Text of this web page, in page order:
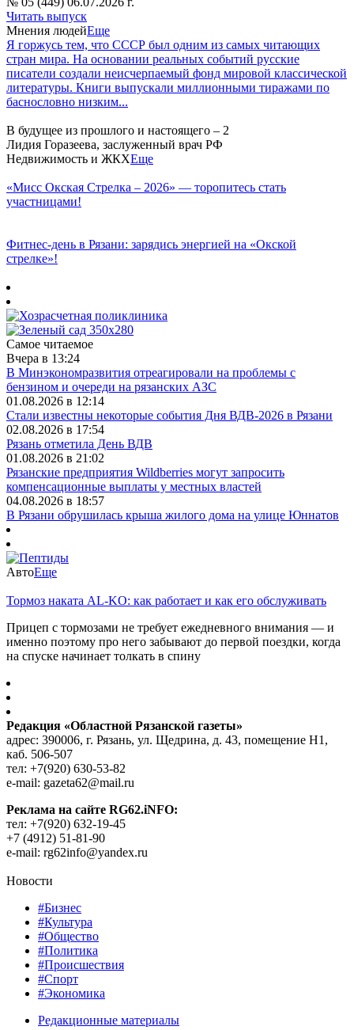
Читать выпуск
Мнения людейЕще
Я горжусь тем, что СССР был одним из самых читающих
стран мира. На основании реальных событий русские
писатели создали неисчерпаемый фонд мировой классической
литературы. Книги выпускали миллионными тиражами по
баснословно низким...
В будущее из прошлого и настоящего – 2
Лидия Горазеева, заслуженный врач РФ
Недвижимость и ЖКХЕще
«Мисс Окская Стрелка – 2026» — торопитесь стать
участницами!
Фитнес‑день в Рязани: зарядись энергией на «Окской
стрелке»!
Самое читаемое
Вчера в 13:24
В Минэкономразвития отреагировали на проблемы с
бензином и очереди на рязанских АЗС
01.08.2026 в 12:14
Стали известны некоторые события Дня ВДВ-2026 в Рязани
02.08.2026 в 17:54
Рязань отметила День ВДВ
01.08.2026 в 21:02
Рязанские предприятия Wildberries могут запросить
компенсационные выплаты у местных властей
04.08.2026 в 18:57
В Рязани обрушилась крыша жилого дома на улице Юннатов
АвтоЕще
Тормоз наката AL-KO: как работает и как его обслуживать
Прицеп с тормозами не требует ежедневного внимания — и
именно поэтому про него забывают до первой поездки, когда
на спуске начинает толкать в спину
Редакция «Областной Рязанской газеты»
адрес: 390006, г. Рязань, ул. Щедрина, д. 43, помещение Н1,
каб. 506-507
тел: +7(920) 630-53-82
e-mail: gazeta62@mail.ru
Реклама на сайте RG62.iNFO:
тел: +7(920) 632-19-45
+7 (4912) 51-81-90
e-mail: rg62info@yandex.ru
Новости
#Бизнес
#Культура
#Общество
#Политика
#Происшествия
#Спорт
#Экономика
Редакционные материалы